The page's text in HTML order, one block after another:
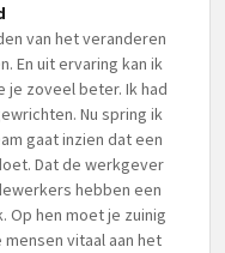
van het veranderen
En uit ervaring kan ik
je zoveel beter. Ik had
Nu spring ik
gaat inzien dat een
Dat de werkgever
hebben een
Op hen moet je zuinig
vitaal aan het